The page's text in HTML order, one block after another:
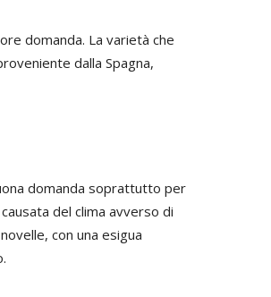
domanda. La varietà che
dalla Spagna,
domanda soprattutto per
del clima avverso di
con una esigua